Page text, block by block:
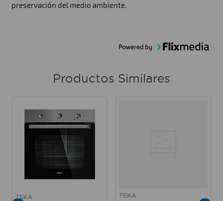
preservación del medio ambiente.
Productos Similares
TEKA TEKA